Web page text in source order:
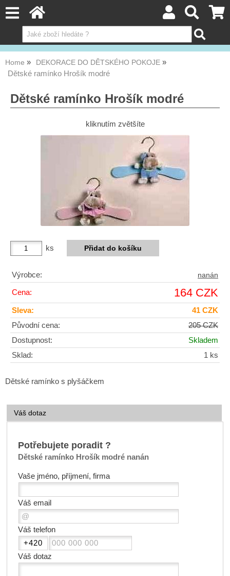
Home DEKORACE DO DĚTSKÉHO POKOJE
Dětské ramínko Hrošík modré
Dětské ramínko Hrošík modré
kliknutím zvětšíte
ks
Výrobce: nanán
Cena: 164 CZK
Sleva:
41 CZK
Původní cena:
205 CZK
Dostupnost:
Skladem
Sklad:
1 ks
Dětské ramínko s plyšáčkem
Váš dotaz
Potřebujete poradit ?
Dětské ramínko Hrošík modré nanán
Vaše jméno, příjmení, firma
Váš email
Váš telefon
Váš dotaz